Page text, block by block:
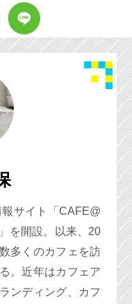
サイト「CAFE@
を開設。以来、20
多くのカフェを訪
。近年はカフェア
ンディング、カフ